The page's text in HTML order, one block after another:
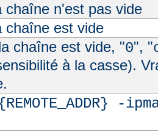
chaîne n'est pas vide
chaîne est vide
chaîne est vide, "0", "
à la casse).
-